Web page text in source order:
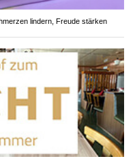
lindern, Freude stärken